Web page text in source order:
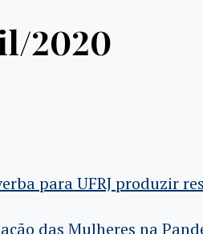
2020
para UFRJ produzir
das Mulheres na